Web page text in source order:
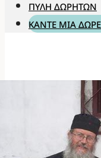
ΠΎΛΗ ΔΩΡΗΤΏΝ
ΚΆΝΤΕ ΜΊΑ